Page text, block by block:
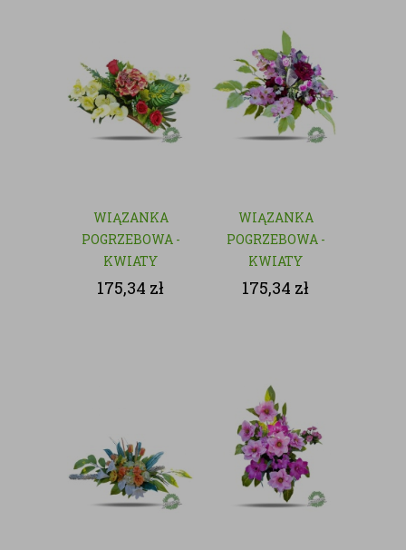
WIĄZANKA
POGRZEBOWA -
KWIATY
SZTUCZNE
175,34 zł
WIĄZANKA
POGRZEBOWA -
KWIATY
SZTUCZNE
175,34 zł